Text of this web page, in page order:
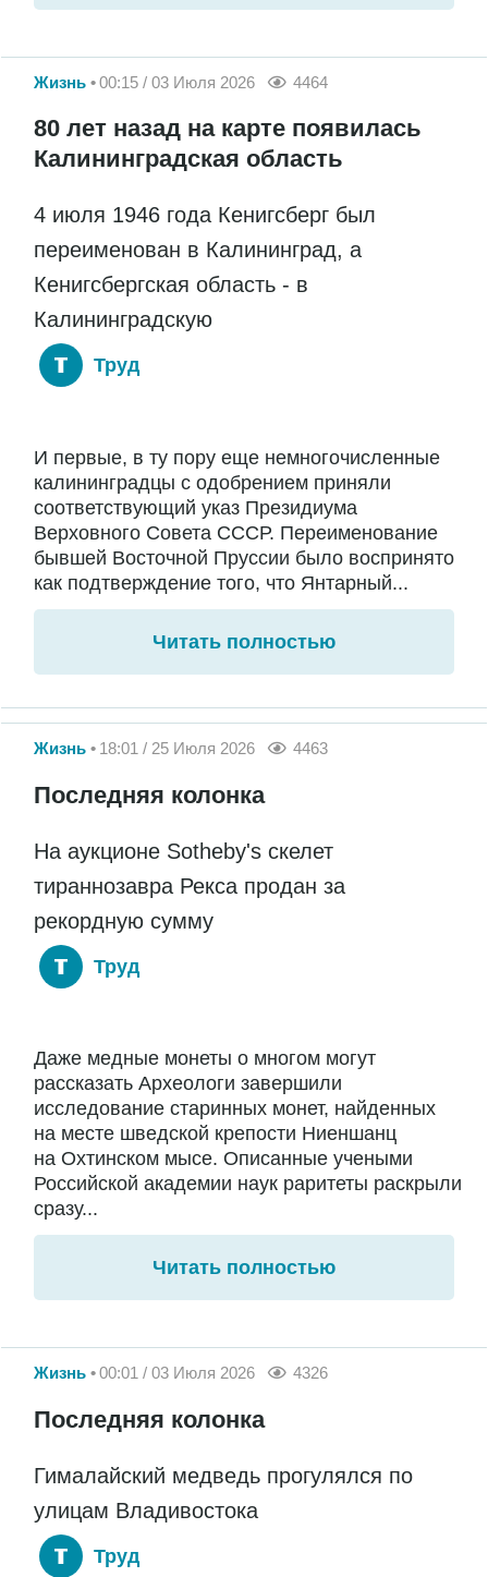
Жизнь 00:15 / 03 Июля 2026 4464
80 лет назад на карте появилась
Калининградская область
4 июля 1946 года Кенигсберг был
переименован в Калининград, а
Кенигсбергская область - в
Калининградскую
Труд
И первые, в ту пору еще немногочисленные
калининградцы с одобрением приняли
соответствующий указ Президиума
Верховного Совета СССР. Переименование
бывшей Восточной Пруссии было воспринято
как подтверждение того, что Янтарный...
Читать полностью
Жизнь 18:01 / 25 Июля 2026 4463
Последняя колонка
На аукционе Sotheby's скелет
тираннозавра Рекса продан за
рекордную сумму
Труд
Даже медные монеты о многом могут
рассказать Археологи завершили
исследование старинных монет, найденных
на месте шведской крепости Ниеншанц
на Охтинском мысе. Описанные учеными
Российской академии наук раритеты раскрыли
сразу...
Читать полностью
Жизнь 00:01 / 03 Июля 2026 4326
Последняя колонка
Гималайский медведь прогулялся по
улицам Владивостока
Труд